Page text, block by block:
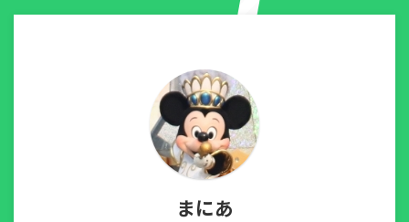
まにあ